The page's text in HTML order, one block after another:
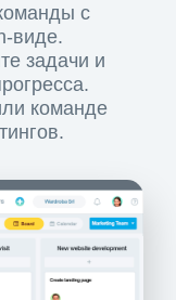
с
виде.
задачи и
команде